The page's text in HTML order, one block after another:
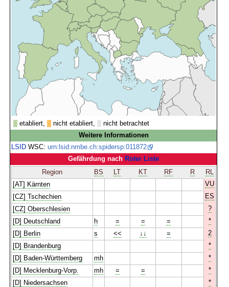
etabliert, nicht etabliert,
nicht betrachtet
Weitere Informationen
LSID WSC:urn:lsid:nmbe.ch:spidersp:011872
Gefährdung nach Roter Liste
Region
BS LT KT RF R
RL
[AT] Kärnten
VU
[CZ] Tschechien
ES
[CZ] Oberschlesien
?
[D] Deutschland
h = = =
*
[D] Berlin
s << ↓↓ =
2
[D] Brandenburg
*
[D] Baden-Württemberg
mh
*
[D] Mecklenburg-Vorp.
mh = =
*
[D] Niedersachsen
*